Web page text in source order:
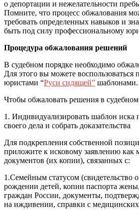
о депортации и нежелательности
Помните, что процесс обжалования
требовать определенных навыков и
быть под силу профессиональному
Процедура обжалования решений
В судебном порядке необходимо
Для этого вы можете воспользоваться
юристами “Руси сидящей” шаблонами.
Чтобы обжаловать решения в
1. Индивидуализировать шаблон иска
своего дела и собрать доказательства
Для подкрепления собственной
приложите к исковому заявлению как
документов (их копии), связанных с:
1.Семейным статусом (свидетельство о
рождении детей, копии паспорта
граждан России, документы,
на иждивении, справки с